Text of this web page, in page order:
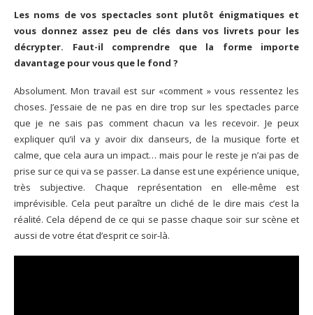
Les noms de vos spectacles sont plutôt énigmatiques et
vous donnez assez peu de clés dans vos livrets pour les
décrypter. Faut-il comprendre que la forme importe
davantage pour vous que le fond ?
Absolument. Mon travail est sur «comment » vous ressentez les
choses. J’essaie de ne pas en dire trop sur les spectacles parce
que je ne sais pas comment chacun va les recevoir. Je peux
expliquer qu’il va y avoir dix danseurs, de la musique forte et
calme, que cela aura un impact… mais pour le reste je n’ai pas de
prise sur ce qui va se passer. La danse est une expérience unique,
très subjective. Chaque représentation en elle-même est
imprévisible. Cela peut paraître un cliché de le dire mais c’est la
réalité. Cela dépend de ce qui se passe chaque soir sur scène et
aussi de votre état d’esprit ce soir-là.